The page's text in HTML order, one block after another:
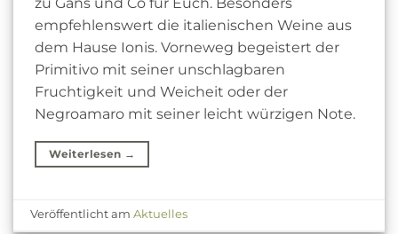
empfehlenswert die italienischen Weine aus
dem Hause Ionis. Vorneweg begeistert der
Primitivo mit seiner unschlagbaren
Fruchtigkeit und Weicheit oder der
Negroamaro mit seiner leicht würzigen Note.
Weiterlesen →
Veröffentlicht amAktuelles